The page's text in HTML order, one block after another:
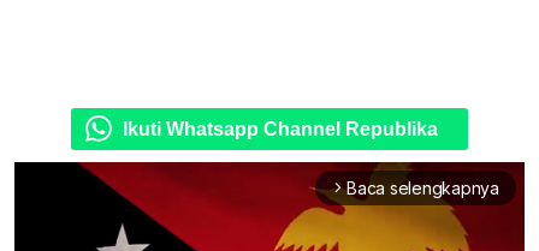
Ikuti Whatsapp Channel Republika
arrow_forward_ios Baca selengkapnya